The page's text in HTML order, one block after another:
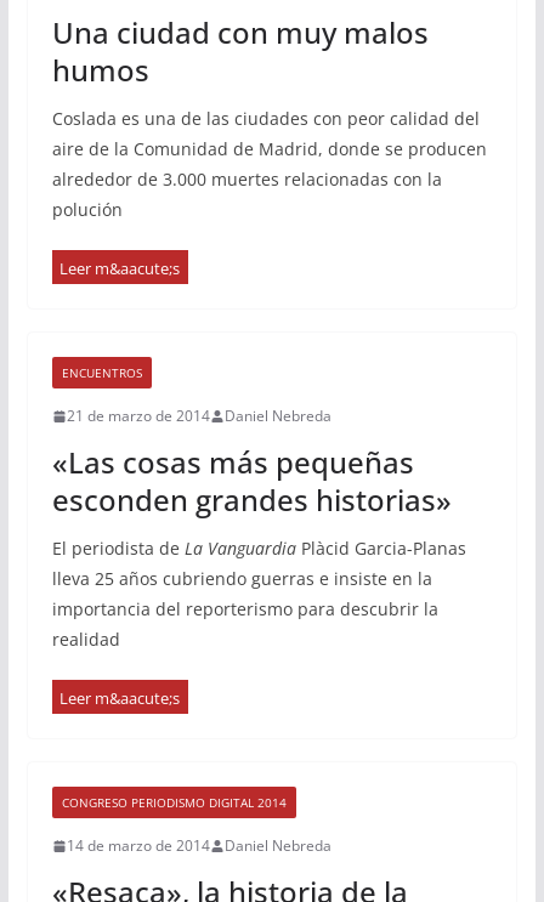
Una ciudad con muy malos
humos
Coslada es una de las ciudades con peor calidad del
aire de la Comunidad de Madrid, donde se producen
alrededor de 3.000 muertes relacionadas con la
polución
ENCUENTROS
21 de marzo de 2014 Daniel Nebreda
«Las cosas más pequeñas
esconden grandes historias»
El periodista de La VanguardiaPlàcid Garcia-Planas
lleva 25 años cubriendo guerras e insiste en la
importancia del reporterismo para descubrir la
realidad
CONGRESO PERIODISMO DIGITAL 2014
14 de marzo de 2014 Daniel Nebreda
«Resaca», la historia de la